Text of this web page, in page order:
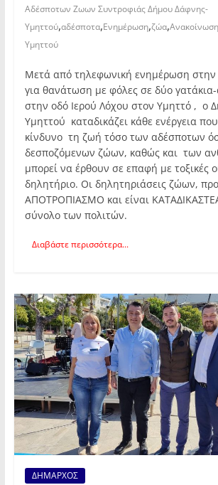
Αδέσποτων Ζωων Συντροφιάς Δήμου Δάφνης-
Υμηττού,αδέσποτα,Ενημέρωση,ζώα,Ανακοίνωση
Υμηττού
Μετά από τηλεφωνική ενημέρωση στην
για θανάτωση με φόλες σε δύο
στην οδό Ιερού Λόχου στον Υμηττό , ο
Υμηττού καταδικάζει κάθε ενέργεια
κίνδυνο τη ζωή τόσο των αδέσποτων
δεσποζόμενων ζώων, καθώς και των
μπορεί να έρθουν σε επαφή με τοξικές
δηλητήριο. Οι δηλητηριάσεις ζώων,
ΑΠΟΤΡΟΠΙΑΣΜΟ και είναι
σύνολο των πολιτών.
Διαβάστε περισσότερα...
ΔΗΜΑΡΧΟΣ